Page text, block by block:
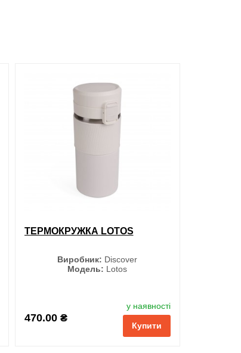
L
XL
XXL
3XL
ТЕРМОКРУЖКА LOTOS
Виробник: Discover
Модель: Lotos
470.00 ₴
у наявності
Купити
Чорний